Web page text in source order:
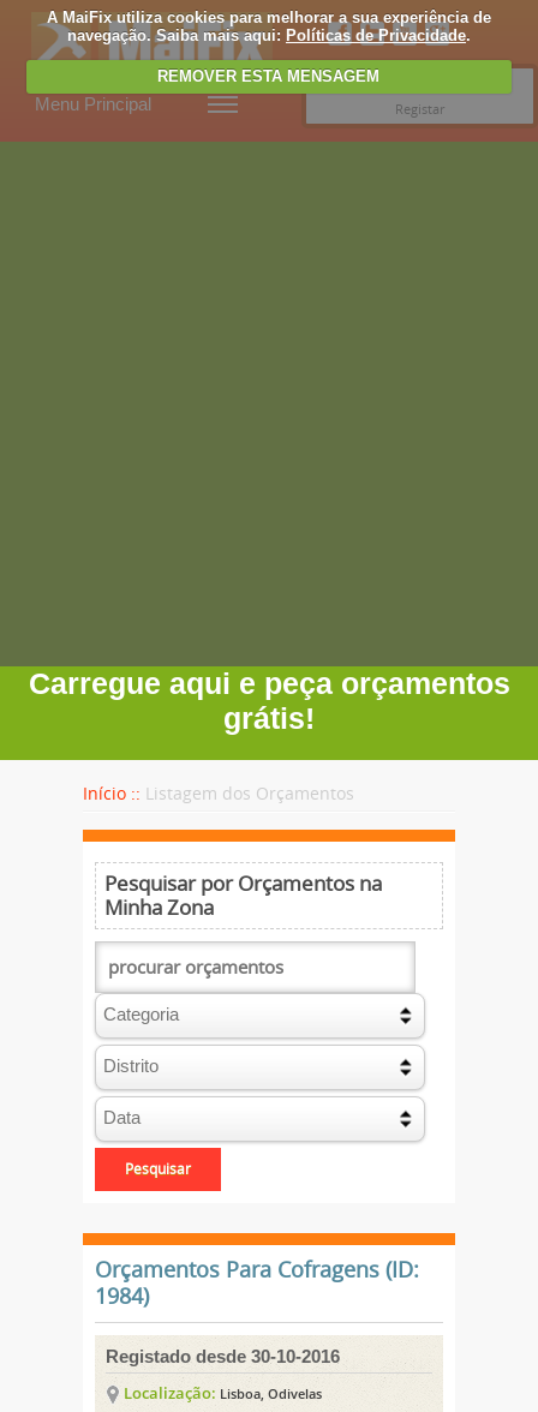
A MaiFix utiliza cookies para melhorar a sua experiência de
navegação. Saiba mais aqui: Políticas de Privacidade.
REMOVER ESTA MENSAGEM
Menu Principal
Registar
Carregue aqui e peça orçamentos
grátis!
Início :: Listagem dos Orçamentos
Pesquisar por Orçamentos na
Minha Zona
Orçamentos Para Cofragens (ID:
1984)
Registado desde 30-10-2016
Localização: Lisboa, Odivelas